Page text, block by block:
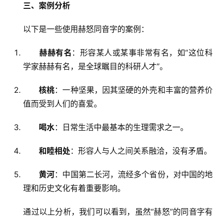
三、案例分析
以下是一些使用赫怒同音字的案例：
赫赫有名 ：形容某人或某事非常有名，如“这位科
学家赫赫有名，是全球瞩目的科研人才”。
核桃：一种坚果，因其坚硬的外壳和丰富的营养价
值而受到人们的喜爱。
喝水：日常生活中最基本的生理需求之一。
和睦相处 ：形容人与人之间关系融洽，没有矛盾。
黄河：中国第二长河，流经多个省份，对中国的地
理和历史文化有着重要影响。
通过以上分析，我们可以看到，虽然“赫怒”的同音字有